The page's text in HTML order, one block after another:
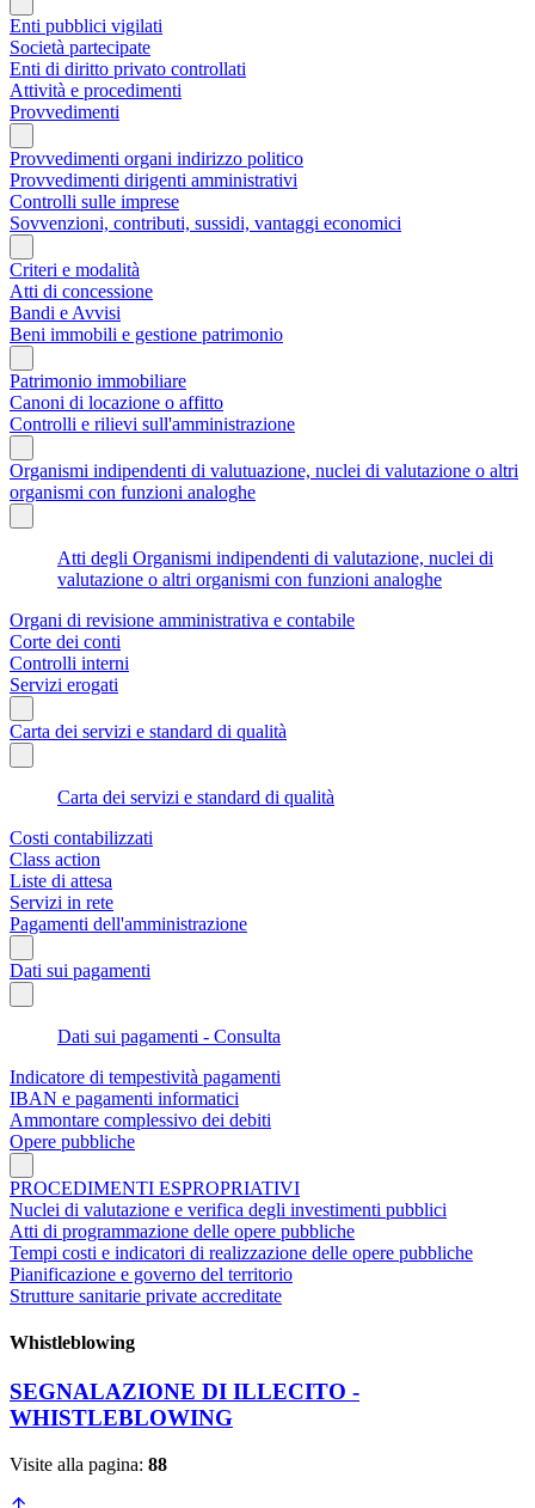
Enti pubblici vigilati
Società partecipate
Enti di diritto privato controllati
Attività e procedimenti
Provvedimenti
Provvedimenti organi indirizzo politico
Provvedimenti dirigenti amministrativi
Controlli sulle imprese
Sovvenzioni, contributi, sussidi, vantaggi economici
Criteri e modalità
Atti di concessione
Bandi e Avvisi
Beni immobili e gestione patrimonio
Patrimonio immobiliare
Canoni di locazione o affitto
Controlli e rilievi sull'amministrazione
Organismi indipendenti di valutuazione, nuclei di valutazione o altri
organismi con funzioni analoghe
Atti degli Organismi indipendenti di valutazione, nuclei di
valutazione o altri organismi con funzioni analoghe
Organi di revisione amministrativa e contabile
Corte dei conti
Controlli interni
Servizi erogati
Carta dei servizi e standard di qualità
Carta dei servizi e standard di qualità
Costi contabilizzati
Class action
Liste di attesa
Servizi in rete
Pagamenti dell'amministrazione
Dati sui pagamenti
Dati sui pagamenti - Consulta
Indicatore di tempestività pagamenti
IBAN e pagamenti informatici
Ammontare complessivo dei debiti
Opere pubbliche
PROCEDIMENTI ESPROPRIATIVI
Nuclei di valutazione e verifica degli investimenti pubblici
Atti di programmazione delle opere pubbliche
Tempi costi e indicatori di realizzazione delle opere pubbliche
Pianificazione e governo del territorio
Strutture sanitarie private accreditate
Whistleblowing
SEGNALAZIONE DI ILLECITO -
WHISTLEBLOWING
Visite alla pagina: 88